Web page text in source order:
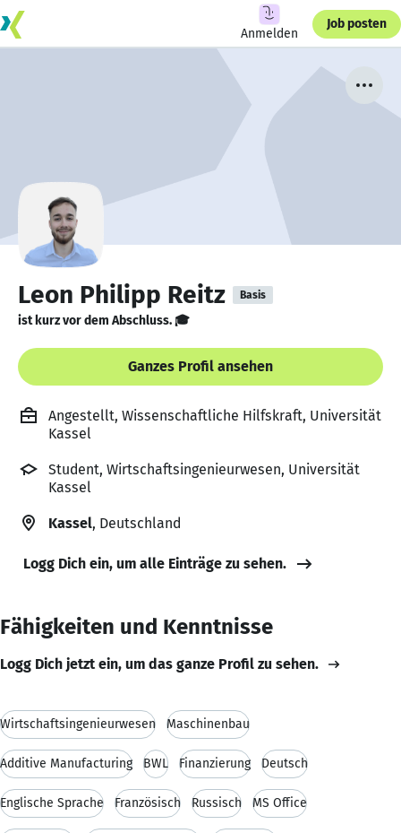
Anmelden
Job posten
Leon Philipp Reitz Basis
ist kurz vor dem Abschluss. 🎓
Ganzes Profil ansehen
Angestellt, Wissenschaftliche Hilfskraft, Universität
Kassel
Student, Wirtschaftsingenieurwesen, Universität
Kassel
Kassel, Deutschland
Logg Dich ein, um alle Einträge zu sehen.
Fähigkeiten und Kenntnisse
Logg Dich jetzt ein, um das ganze Profil zu sehen.
Wirtschaftsingenieurwesen Maschinenbau
Additive Manufacturing BWL Finanzierung Deutsch
Englische Sprache Französisch Russisch MS Office